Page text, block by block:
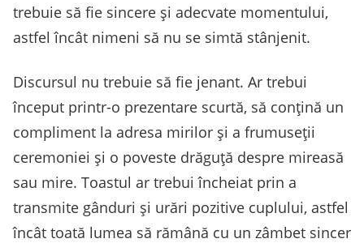
trebuie să fie sincere și adecvate momentului,
astfel încât nimeni să nu se simtă stânjenit.
Discursul nu trebuie să fie jenant. Ar trebui
început printr-o prezentare scurtă, să conțină un
compliment la adresa mirilor și a frumuseții
ceremoniei și o poveste drăguță despre mireasă
sau mire. Toastul ar trebui încheiat prin a
transmite gânduri și urări pozitive cuplului, astfel
încât toată lumea să rămână cu un zâmbet sincer